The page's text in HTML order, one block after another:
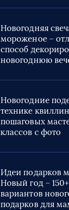
Новогодняя
мороженое –
способ
новогоднюю
Новогодние
технике
пошаговых
классов с фото
Идеи подарков
Новый год – 150+
вариантов
подарков для